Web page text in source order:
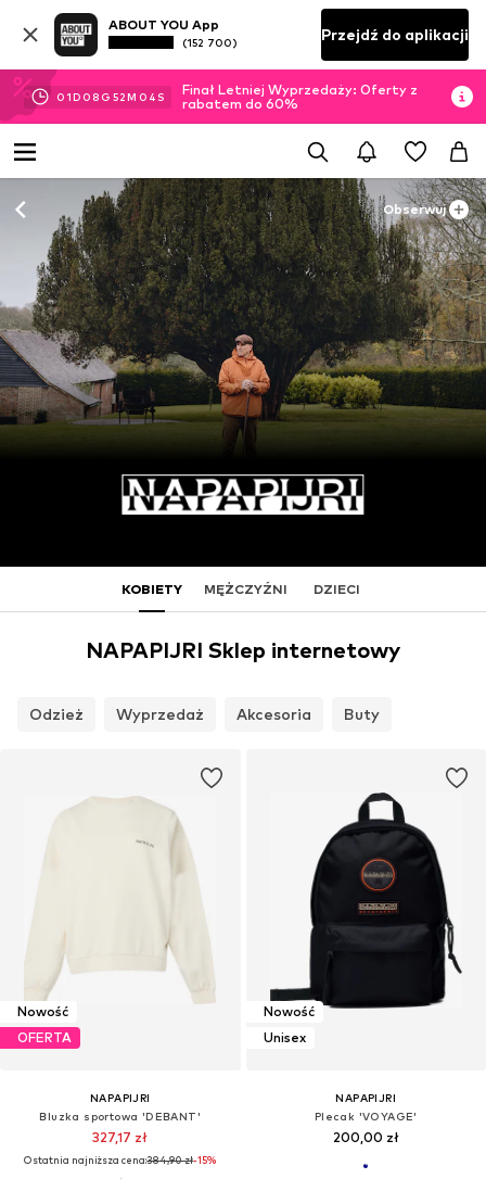
ABOUT YOU App
(152 700) Przejdź do aplikacji
01D 08 G 52M 02 S
Finał Letniej Wyprzedaży: Oferty z
rabatem do 60%
Obserwuj
KOBIETY MĘŻCZYŹNI DZIECI
NAPAPIJRI Sklep internetowy
Odzież Wyprzedaż Akcesoria Buty
Nowość
OFERTA
NAPAPIJRI
Bluzka sportowa 'DEBANT'
327,17 zł
Ostatnia najniższa cena:384,90 zł-15%
Nowość
Unisex
NAPAPIJRI
Plecak 'VOYAGE'
200,00 zł